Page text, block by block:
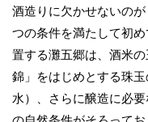
酒造りに欠かせないの
つの条件を満たして初
置する灘五郷は、酒米
錦」をはじめとする珠
水）、さらに醸造に必